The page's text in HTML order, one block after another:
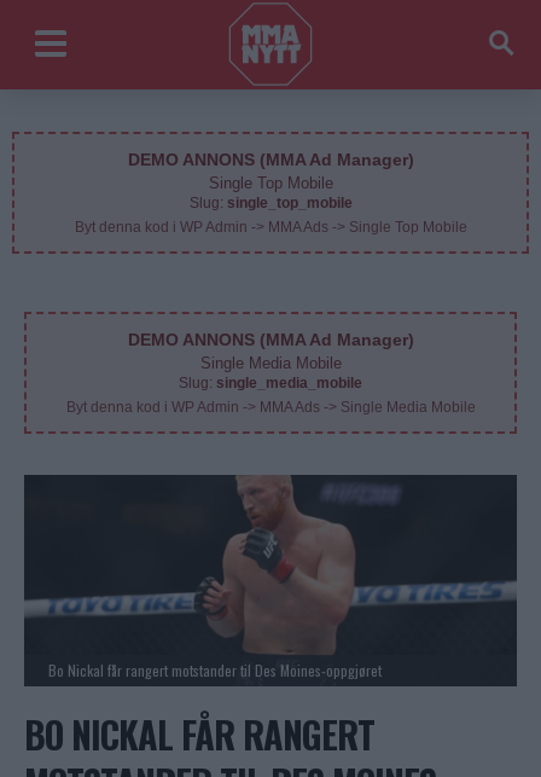
DEMO ANNONS (MMA Ad Manager)
Single Top Mobile
Slug: single_top_mobile
Byt denna kod i WP Admin -> MMA Ads -> Single Top Mobile
DEMO ANNONS (MMA Ad Manager)
Single Media Mobile
Slug: single_media_mobile
Byt denna kod i WP Admin -> MMA Ads -> Single Media Mobile
Bo Nickal får rangert motstander til Des Moines-oppgjøret
BO NICKAL FÅR RANGERT